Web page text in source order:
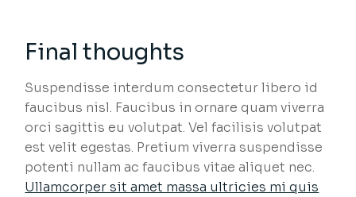
Final thoughts
Suspendisse interdum consectetur libero id
faucibus nisl. Faucibus in ornare quam viverra
orci sagittis eu volutpat. Vel facilisis volutpat
est velit egestas. Pretium viverra suspendisse
potenti nullam ac faucibus vitae aliquet nec.
Ullamcorper sit amet massa ultricies mi quis